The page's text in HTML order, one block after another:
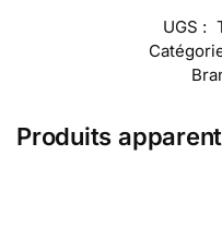
UGS :
Produits